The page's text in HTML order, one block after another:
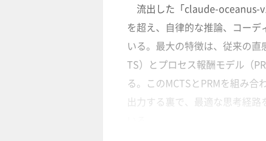
流出した「claude-oceanus-
を超え、自律的な推論、コー
いる。最大の特徴は、従来の
TS）とプロセス報酬モデル（
る。このMCTSとPRMを組み
出力する裏で、最適な思考経